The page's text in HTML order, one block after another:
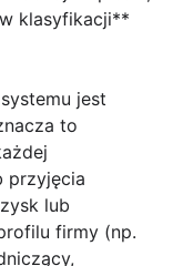
klasyfikacji**
jest
to
przyjęcia
lub
firmy (np.